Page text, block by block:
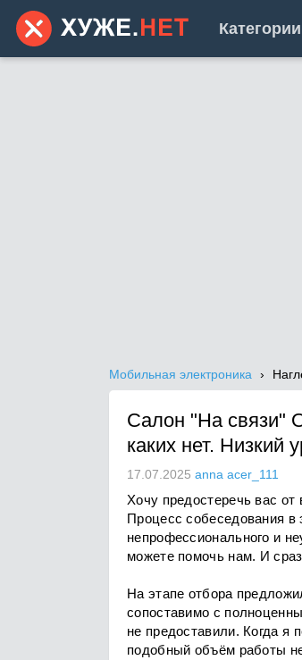
Категории
Мобильная электроника
Салон "На связи"
каких нет. Низкий
17.07.2025 anna acer_111
Хочу предостеречь вас
Процесс собеседования в
непрофессионального и
можете помочь нам. И
На этапе отбора
сопоставимо с
не предоставили. Когда я
подобный объём работы